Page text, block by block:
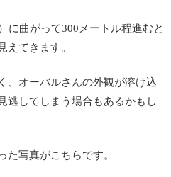
に曲がって300メートル程進むと
えてきます。
、オーバルさんの外観が溶け込
逃してしまう場合もあるかもし
た写真がこちらです。